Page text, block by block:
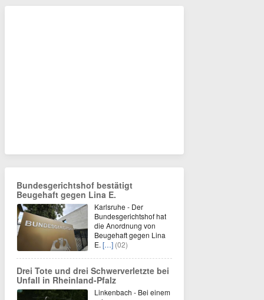
Bundesgerichtshof bestätigt
Beugehaft gegen Lina E.
Karlsruhe - Der
Bundesgerichtshof hat
die Anordnung von
Beugehaft gegen Lina
E. […] (02)
Drei Tote und drei Schwerverletzte bei
Unfall in Rheinland-Pfalz
Linkenbach - Bei einem